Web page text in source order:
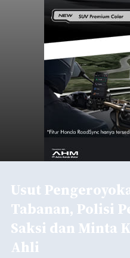
Usut
Tabanan, Polisi
Saksi dan Minta
Ahli